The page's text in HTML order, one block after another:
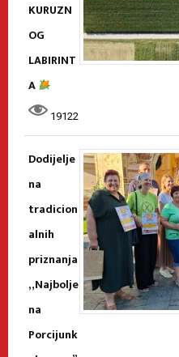
KURUZN
OG
LABIRINT
A
19122
Dodijelje
na
tradicion
alnih
priznanja
„Najbolje
na
Porcijunk